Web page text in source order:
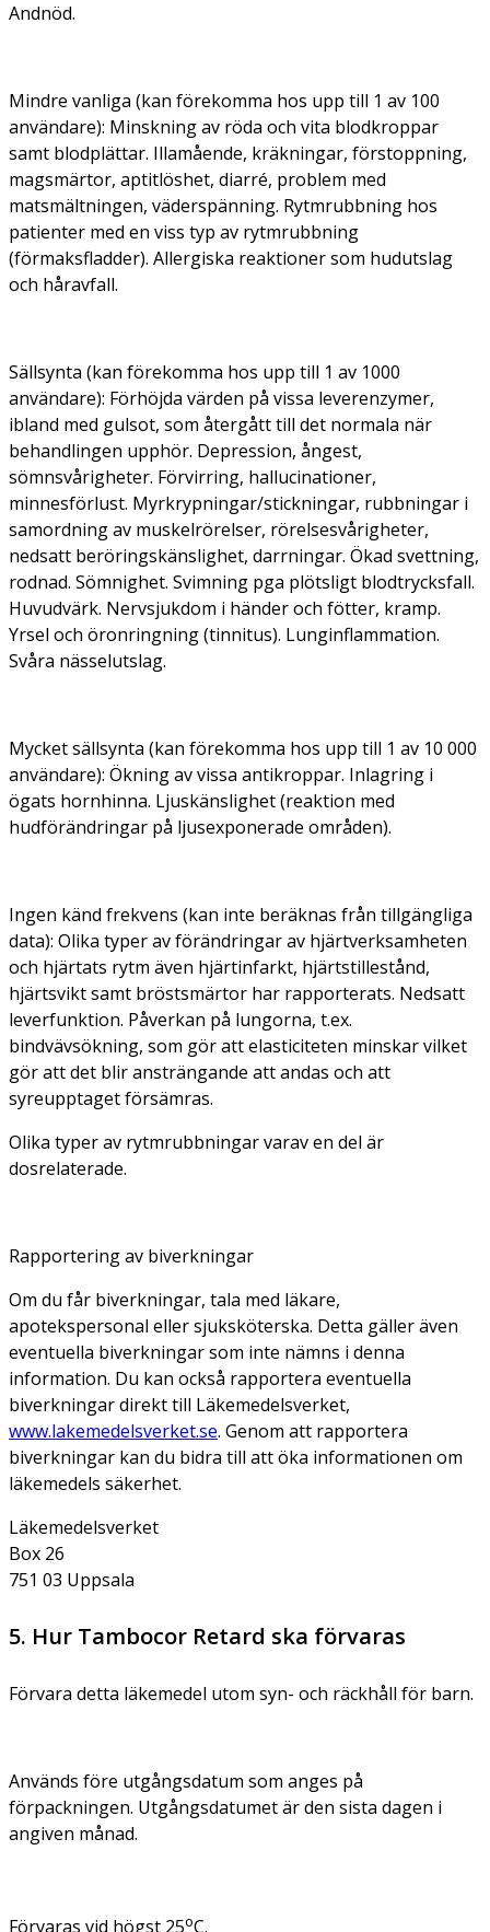
Andnöd.
Mindre vanliga (kan förekomma hos upp till 1 av 100
användare): Minskning av röda och vita blodkroppar
samt blodplättar. Illamående, kräkningar, förstoppning,
magsmärtor, aptitlöshet, diarré, problem med
matsmältningen, väderspänning. Rytmrubbning hos
patienter med en viss typ av rytmrubbning
(förmaksfladder). Allergiska reaktioner som hudutslag
och håravfall.
Sällsynta (kan förekomma hos upp till 1 av 1000
användare): Förhöjda värden på vissa leverenzymer,
ibland med gulsot, som återgått till det normala när
behandlingen upphör. Depression, ångest,
sömnsvårigheter. Förvirring, hallucinationer,
minnesförlust. Myrkrypningar/stickningar, rubbningar i
samordning av muskelrörelser, rörelsesvårigheter,
nedsatt beröringskänslighet, darrningar. Ökad svettning,
rodnad. Sömnighet. Svimning pga plötsligt blodtrycksfall.
Huvudvärk. Nervsjukdom i händer och fötter, kramp.
Yrsel och öronringning (tinnitus). Lunginflammation.
Svåra nässelutslag.
Mycket sällsynta (kan förekomma hos upp till 1 av 10 000
användare): Ökning av vissa antikroppar. Inlagring i
ögats hornhinna. Ljuskänslighet (reaktion med
hudförändringar på ljusexponerade områden).
Ingen känd frekvens (kan inte beräknas från tillgängliga
data): Olika typer av förändringar av hjärtverksamheten
och hjärtats rytm även hjärtinfarkt, hjärtstillestånd,
hjärtsvikt samt bröstsmärtor har rapporterats. Nedsatt
leverfunktion. Påverkan på lungorna, t.ex.
bindvävsökning, som gör att elasticiteten minskar vilket
gör att det blir ansträngande att andas och att
syreupptaget försämras.
Olika typer av rytmrubbningar varav en del är
dosrelaterade.
Rapportering av biverkningar
Om du får biverkningar, tala med läkare,
apotekspersonal eller sjuksköterska. Detta gäller även
eventuella biverkningar som inte nämns i denna
information. Du kan också rapportera eventuella
biverkningar direkt till Läkemedelsverket,
www.lakemedelsverket.se. Genom att rapportera
biverkningar kan du bidra till att öka informationen om
läkemedels säkerhet.
Läkemedelsverket
Box 26
751 03 Uppsala
5. Hur Tambocor Retard ska förvaras
Förvara detta läkemedel utom syn- och räckhåll för barn.
Används före utgångsdatum som anges på
förpackningen. Utgångsdatumet är den sista dagen i
angiven månad.
Förvaras vid högst 25oC.